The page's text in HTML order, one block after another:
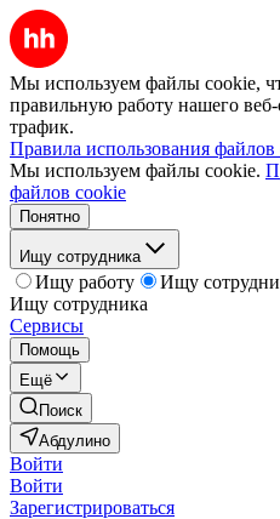
Мы используем файлы cookie,
правильную работу нашего веб-
трафик.
Правила использования файлов
Мы используем файлы cookie.
файлов cookie
Понятно
Ищу сотрудника
Ищу работу
Ищу
Ищу сотрудника
Сервисы
Помощь
Ещё
Поиск
Абдулино
Войти
Войти
Зарегистрироваться